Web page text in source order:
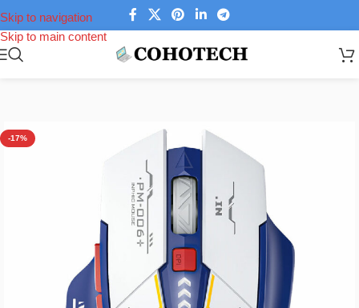
Skip to navigation
Skip to main content
-17%